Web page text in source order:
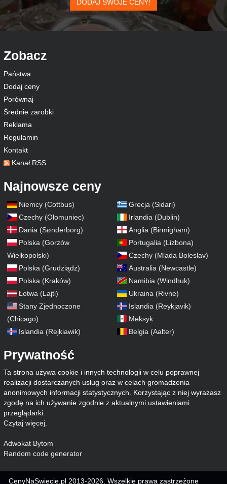
DODAJ SWOJE CENY!
Zobacz
Państwa
Dodaj ceny
Porównaj
Średnie zarobki
Reklama
Regulamin
Kontakt
Kanał RSS
Najnowsze ceny
Niemcy (Cottbus)
Czechy (Ołomuniec)
Dania (Sønderborg)
Polska (Gorzów
Wielkopolski)
Polska (Grudziądz)
Polska (Kraków)
Łotwa (Lajti)
Stany Zjednoczone
(Chicago)
Islandia (Rejkiawik)
Grecja (Sidari)
Irlandia (Dublin)
Anglia (Birmigham)
Portugalia (Lizbona)
Czechy (Mlada Boleslav)
Australia (Newcastle)
Namibia (Windhuk)
Ukraina (Rivne)
Islandia (Reykjavik)
Meksyk
Belgia (Aalter)
Prywatność
Ta strona używa cookie i innych technologii w celu poprawnej
realizacji dostarczanych usług oraz w celach gromadzenia
anonimowych informacji statystycznych. Korzystając z niej wyrażasz
zgodę na ich używanie zgodnie z aktualnymi ustawieniami
przeglądarki.
Czytaj więcej
Adwokat Bytom
Random code generator
CenyNaSwiecie.pl 2013-2026. Wszelkie prawa zastrzeżone